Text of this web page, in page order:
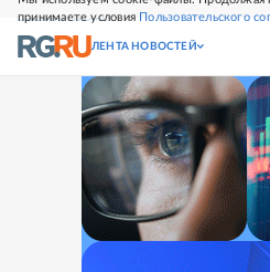
принимаете условия Пользовательского
СВЕЖИЙ НОМЕР
ЛЕНТА НОВОСТЕЙ